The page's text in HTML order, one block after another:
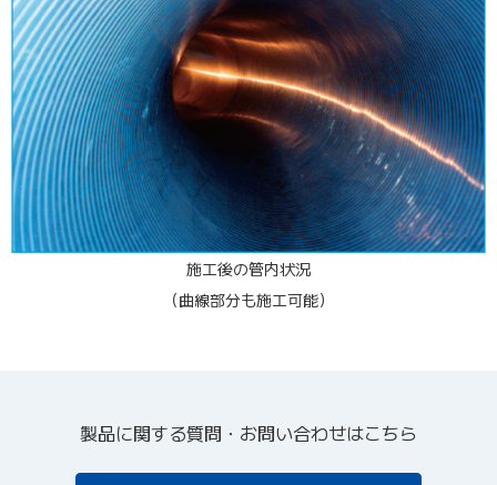
施工後の管内状況
（曲線部分も施工可能）
製品に関する質問・お問い合わせはこちら